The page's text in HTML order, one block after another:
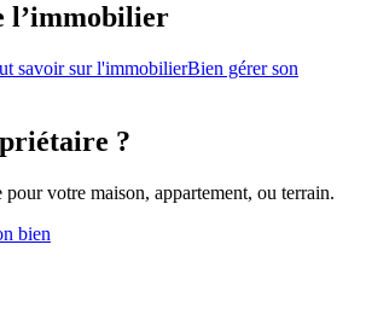
l’immobilier
savoir sur l'immobilierBien gérer son
?
pour votre maison, appartement, ou terrain.
bien